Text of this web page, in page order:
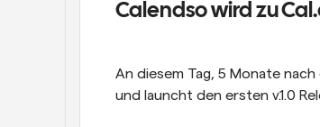
Calendso wird zu
An diesem Tag, 5 Monate
und launcht den ersten v.1.0